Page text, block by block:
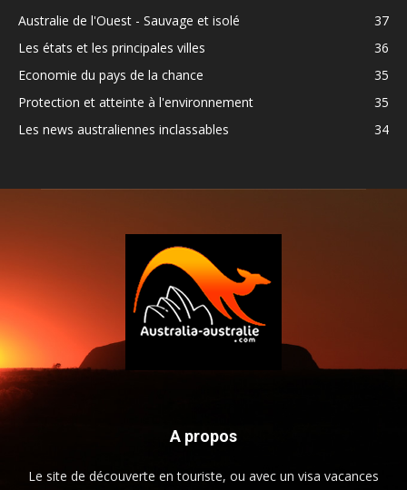
Australie de l'Ouest - Sauvage et isolé
37
Les états et les principales villes
36
Economie du pays de la chance
35
Protection et atteinte à l'environnement
35
Les news australiennes inclassables
34
A propos
Le site de découverte en touriste, ou avec un visa vacances